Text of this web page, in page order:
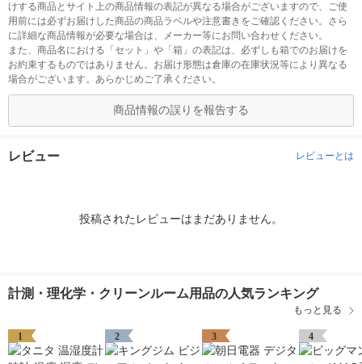
けする商品とサイト上の商品情報の表記が異なる場合がございますので、ご使
用前には必ずお届けした商品の商品ラベルや注意書きをご確認ください。さら
に詳細な商品情報が必要な場合は、メーカー等にお問い合わせください。
また、商品名における「セット」や「箱」の表記は、必ずしも箱でのお届けを
お約束するものではありません。お届け形態は倉庫の在庫状況等により異なる
場合がございます。あらかじめご了承ください。
商品情報の誤りを報告する
レビュー レビューとは
投稿されたレビューはまだありません。
計測・理化学・クリーンルーム用品の人気ランキング
もっと見る
1 2 3 4